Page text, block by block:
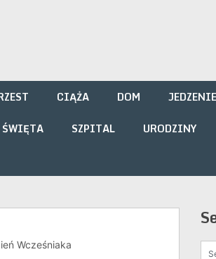
CIĄŻA DOM JEDZENIE
ŚWIĘTA SZPITAL URODZINY
Wcześniaka